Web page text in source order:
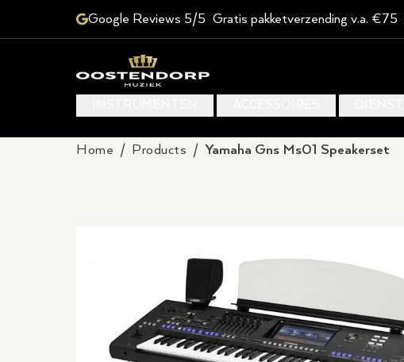
Google Reviews 5/5 Gratis pakketverzending v.a. €75
Home / Products / Yamaha Gns Ms01 Speakerset